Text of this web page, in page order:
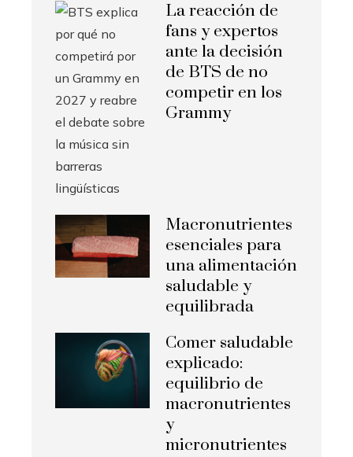
La reacción de
fans y expertos
ante la decisión
de BTS de no
competir en los
Grammy
Macronutrientes
esenciales para
una alimentación
saludable y
equilibrada
Comer saludable
explicado:
equilibrio de
macronutrientes
y
micronutrientes